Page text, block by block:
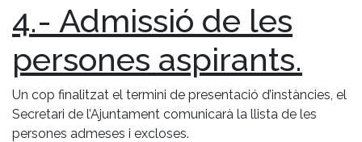
4.- Admissió de les
persones aspirants.
Un cop finalitzat el termini de presentació d’instàncies, el
Secretari de l’Ajuntament comunicarà la llista de les
persones admeses i excloses.